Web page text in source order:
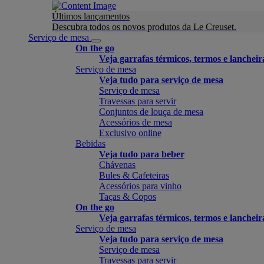
Últimos lançamentos
Descubra todos os novos produtos da Le Creuset.
Serviço de mesa
On the go
Veja garrafas térmicos, termos e
Serviço de mesa
Veja tudo para serviço de mesa
Serviço de mesa
Travessas para servir
Conjuntos de louça de mesa
Acessórios de mesa
Exclusivo online
Bebidas
Veja tudo para beber
Chávenas
Bules & Cafeteiras
Acessórios para vinho
Taças & Copos
On the go
Veja garrafas térmicos, termos e
Serviço de mesa
Veja tudo para serviço de mesa
Serviço de mesa
Travessas para servir